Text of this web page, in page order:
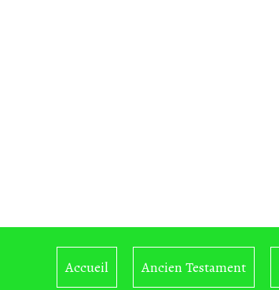
Accueil Ancien Testament